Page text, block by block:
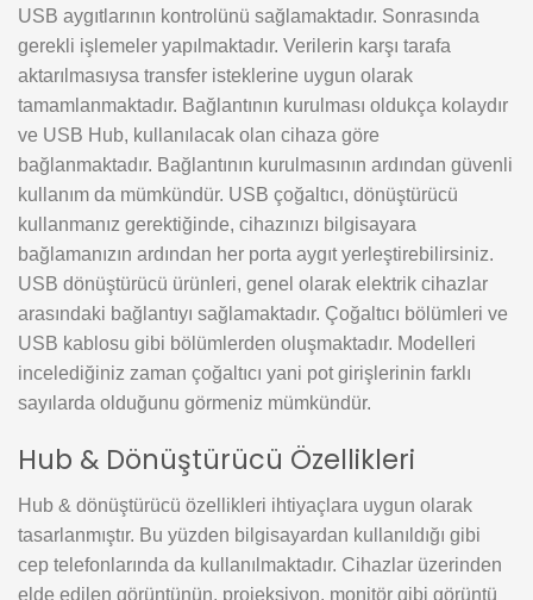
USB aygıtlarının kontrolünü sağlamaktadır. Sonrasında
gerekli işlemeler yapılmaktadır. Verilerin karşı tarafa
aktarılmasıysa transfer isteklerine uygun olarak
tamamlanmaktadır. Bağlantının kurulması oldukça kolaydır
ve USB Hub, kullanılacak olan cihaza göre
bağlanmaktadır. Bağlantının kurulmasının ardından güvenli
kullanım da mümkündür. USB çoğaltıcı, dönüştürücü
kullanmanız gerektiğinde, cihazınızı bilgisayara
bağlamanızın ardından her porta aygıt yerleştirebilirsiniz.
USB dönüştürücü ürünleri, genel olarak elektrik cihazlar
arasındaki bağlantıyı sağlamaktadır. Çoğaltıcı bölümleri ve
USB kablosu gibi bölümlerden oluşmaktadır. Modelleri
incelediğiniz zaman çoğaltıcı yani pot girişlerinin farklı
sayılarda olduğunu görmeniz mümkündür.
Hub & Dönüştürücü Özellikleri
Hub & dönüştürücü özellikleri ihtiyaçlara uygun olarak
tasarlanmıştır. Bu yüzden bilgisayardan kullanıldığı gibi
cep telefonlarında da kullanılmaktadır. Cihazlar üzerinden
elde edilen görüntünün, projeksiyon, monitör gibi görüntü